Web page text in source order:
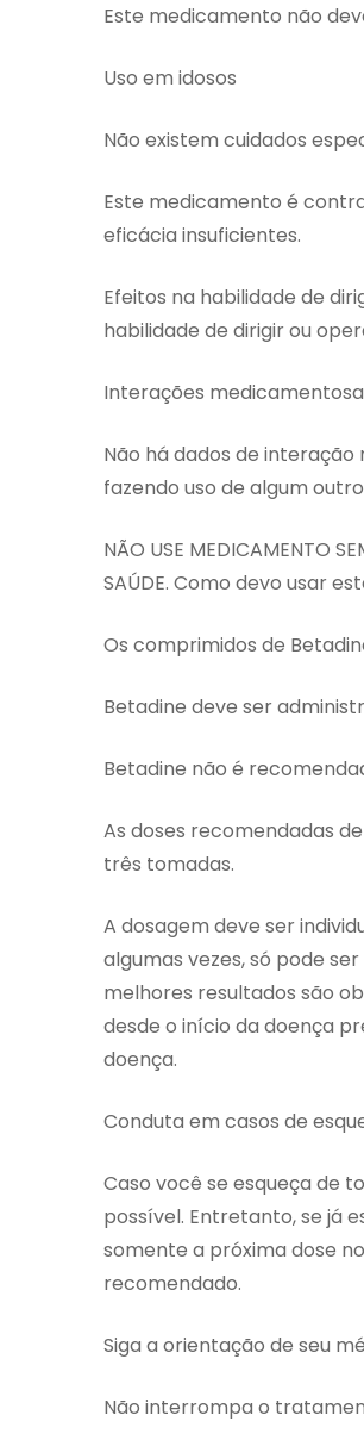
Este medicamento não
Uso em idosos
Não existem cuidados
Este medicamento é
eficácia insuficientes.
Efeitos na habilidade de
habilidade de dirigir ou
Interações
Não há dados de
fazendo uso de algum
NÃO USE MEDICAMENTO
SAÚDE. Como devo usar
Os comprimidos de
Betadine deve ser
Betadine não é
As doses recomendadas
três tomadas.
A dosagem deve ser
algumas vezes, só pode
melhores resultados são
desde o início da doença
doença.
Conduta em casos de
Caso você se esqueça de
possível. Entretanto, se já
somente a próxima dose
recomendado.
Siga a orientação de seu
Não interrompa o